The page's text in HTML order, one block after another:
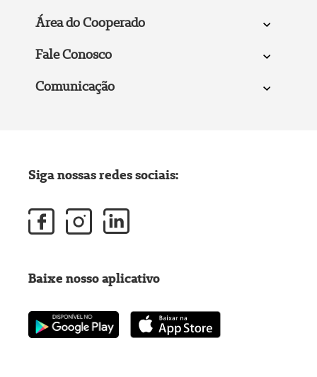
Área do Cooperado
Fale Conosco
Comunicação
Siga nossas redes sociais:
Baixe nosso aplicativo